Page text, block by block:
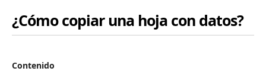
¿Cómo copiar una hoja con datos?
Contenido